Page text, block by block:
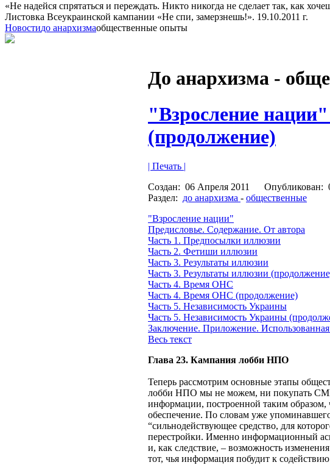
«Не надейся спрятаться и переждать. Никто никогда не сделает так, как
Листовка Всеукраинской кампании «Не спи, замерзнешь!». 19.10.2011 г.
Новостидо анархизмаобщественные опыты
До анархизма -
"Взросление
(продолжение)
| Печать |
Создан: 06 Апреля 2011 Опубликован:
Раздел: до анархизма - общественные
"Взросление нации"
Предисловье. Содержание. От автора
Часть 1. Предпосылки иллюзии
Часть 2. Фетиши иллюзии
Часть 3. Результаты иллюзии
Часть 3. Результаты иллюзии
Часть 4. Время ОНС
Часть 4. Время ОНС (продолжение)
Часть 5. Независимость Украины
Часть 5. Независимость Украины
Заключение. Приложение. Использованная
Весь текст
Глава 23. Кампания лобби НПО
Теперь рассмотрим основные этапы
лобби НПО мы не можем, ни покупать СМИ,
информации, построенной таким
обеспечение. По словам уже
“сильнодействующее средство, для
перестройки. Именно информационный
и, как следствие, – возможность
тот, чья информация побудит к